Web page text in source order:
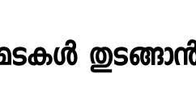
തുടങ്ങാൻ